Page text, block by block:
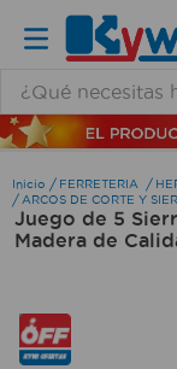
FERRETERIA
ARCOS DE CORTE Y
Juego de 5
Madera de
TÉRMINOS MÁS
1 .
lamparas
2.
ducha
5.
lampara